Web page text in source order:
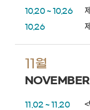
10.20 ~ 10.26
10.26
11월
NOVEMBER
11.02 ~ 11.20